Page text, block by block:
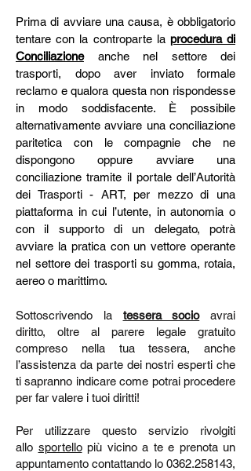
Prima di avviare una causa, è obbligatorio
tentare con la controparte la procedura di
Conciliazioneanche nel settore dei
trasporti, dopo aver inviato formale
reclamo e qualora questa non rispondesse
in modo soddisfacente. È possibile
alternativamente avviare una conciliazione
paritetica con le compagnie che ne
dispongono oppure avviare una
conciliazione tramite il portale dell’Autorità
dei Trasporti - ART, per mezzo di una
piattaforma in cui l’utente, in autonomia o
con il supporto di un delegato, potrà
avviare la pratica con un vettore operante
nel settore dei trasporti su gomma, rotaia,
aereo o marittimo.
Sottoscrivendo la tessera socioavrai
diritto, oltre al parere legale gratuito
compreso nella tua tessera, anche
l’assistenza da parte dei nostri esperti che
ti sapranno indicare come potrai procedere
per far valere i tuoi diritti!
Per utilizzare questo servizio rivolgiti
allo sportellopiù vicino a te e prenota un
appuntamento contattando lo 0362.258143,